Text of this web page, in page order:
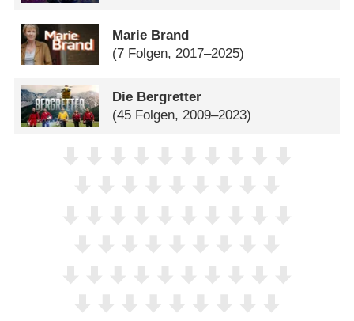
Marie Brand
(7 Folgen, 2017–2025)
Die Bergretter
(45 Folgen, 2009–2023)